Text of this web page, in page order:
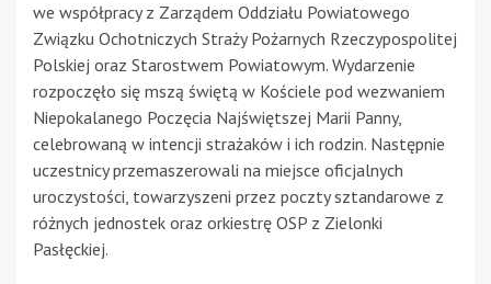
we współpracy z Zarządem Oddziału Powiatowego
Związku Ochotniczych Straży Pożarnych Rzeczypospolitej
Polskiej oraz Starostwem Powiatowym. Wydarzenie
rozpoczęło się mszą świętą w Kościele pod wezwaniem
Niepokalanego Poczęcia Najświętszej Marii Panny,
celebrowaną w intencji strażaków i ich rodzin. Następnie
uczestnicy przemaszerowali na miejsce oficjalnych
uroczystości, towarzyszeni przez poczty sztandarowe z
różnych jednostek oraz orkiestrę OSP z Zielonki
Pasłęckiej.